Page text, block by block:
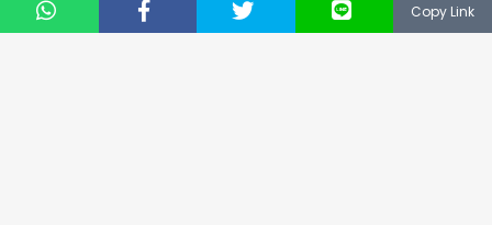
Copy Link
© 2019NUSANTARA TECHNOLOGY